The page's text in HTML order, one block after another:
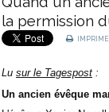
la permission
Lu sur le Tagespost :
Un ancien évêque